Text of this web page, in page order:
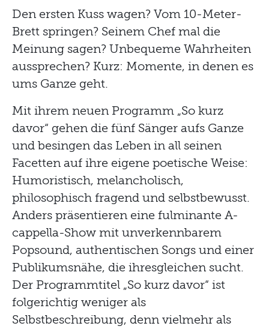
Den ersten Kuss wagen? Vom 10-Meter-
Brett springen? Seinem Chef mal die
Meinung sagen? Unbequeme Wahrheiten
aussprechen? Kurz: Momente, in denen es
ums Ganze geht.
Mit ihrem neuen Programm „So kurz
davor“ gehen die fünf Sänger aufs Ganze
und besingen das Leben in all seinen
Facetten auf ihre eigene poetische Weise:
Humoristisch, melancholisch,
philosophisch fragend und selbstbewusst.
Anders präsentieren eine fulminante A-
cappella-Show mit unverkennbarem
Popsound, authentischen Songs und einer
Publikumsnähe, die ihresgleichen sucht.
Der Programmtitel „So kurz davor“ ist
folgerichtig weniger als
Selbstbeschreibung, denn vielmehr als